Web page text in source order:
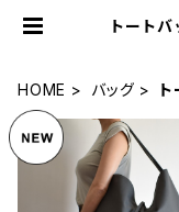
トート
HOME
バッグ